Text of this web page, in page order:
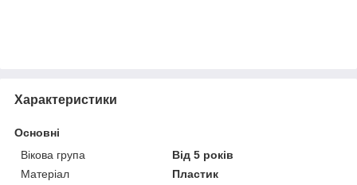
Характеристики
Основні
Вікова група
Від 5 років
Матеріал
Пластик